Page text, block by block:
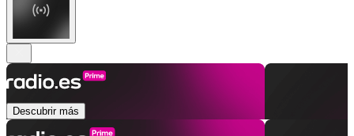
Descubrir más